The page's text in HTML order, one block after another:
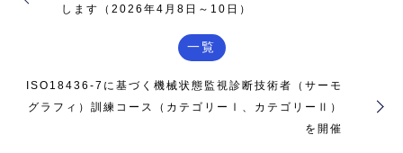
します（2026年4月8日～10日）
一覧
ISO18436‐7に基づく機械状態監視診断技術者（サーモ
グラフィ）訓練コース（カテゴリーⅠ、カテゴリーⅡ）
を開催